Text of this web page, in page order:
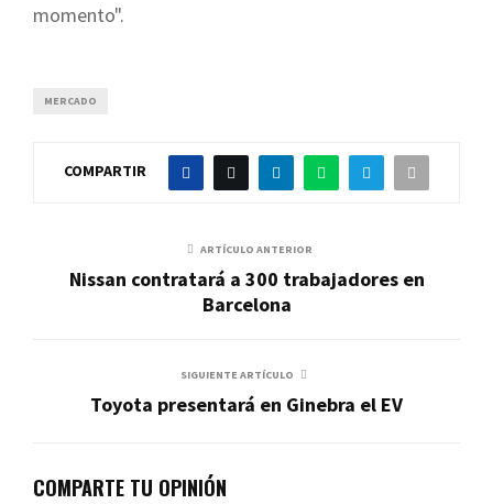
momento".
MERCADO
COMPARTIR
ARTÍCULO ANTERIOR
Nissan contratará a 300 trabajadores en
Barcelona
SIGUIENTE ARTÍCULO
Toyota presentará en Ginebra el EV
COMPARTE TU OPINIÓN